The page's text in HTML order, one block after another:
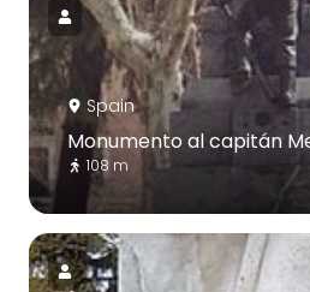
Spain
Monumento al capitán
108 m